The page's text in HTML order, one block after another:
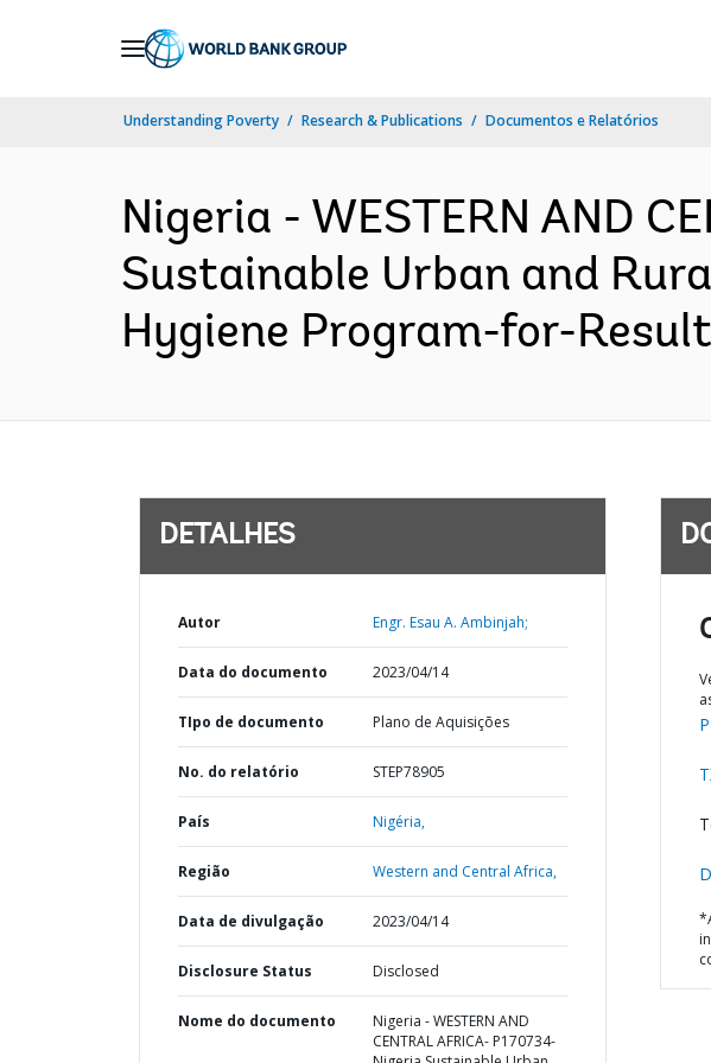
Understanding Poverty Research & Publications Documentos e Relatórios
Nigeria - WESTERN AND
Sustainable Urban and
Hygiene Program-for-
DETALHES
Autor Engr. Esau A. Ambinjah;
Data do documento 2023/04/14
TIpo de documento Plano de Aquisições
No. do relatório STEP78905
País Nigéria,
Região Western and Central Africa,
Data de divulgação 2023/04/14
Disclosure Status Disclosed
Nome do documento
Nigeria - WESTERN AND
CENTRAL AFRICA- P170734-